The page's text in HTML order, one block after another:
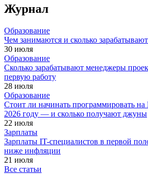
Журнал
Образование
Чем занимаются и сколько
30 июля
Образование
Сколько зарабатывают менеджеры
первую работу
28 июля
Образование
Стоит ли начинать программировать на
2026 году — и сколько получают джуны
22 июля
Зарплаты
Зарплаты IT-специалистов в первой
ниже инфляции
21 июля
Все статьи